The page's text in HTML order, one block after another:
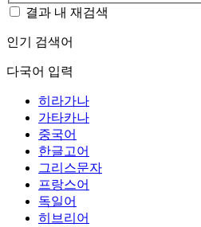
결과 내 재검색
인기 검색어
다국어 입력
히라가나
가타카나
중국어
한글고어
그리스문자
프랑스어
독일어
히브리어